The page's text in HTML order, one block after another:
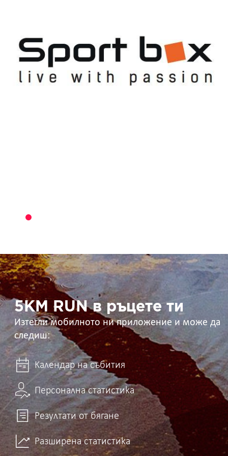
5KM
RUN
в
ръцете
ти 5KM RUN в ръцете ти
Изтегли мобилното ни приложение и може да
следиш:
Календар на събития
Персонална статистика
Резултати от бягане
Разширена статистика